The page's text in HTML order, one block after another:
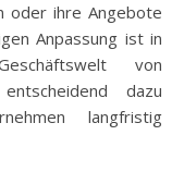
oder ihre Angebote
Anpassung ist in
von
dazu
langfristig